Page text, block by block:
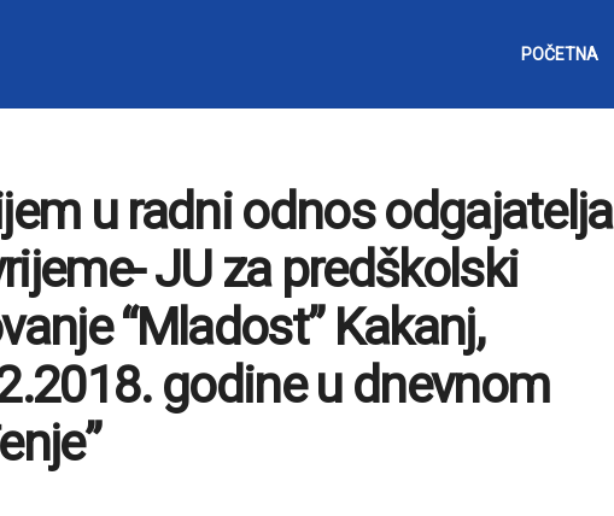
POČETNA
u radni odnos odgajatelja
JU za predškolski
“Mladost” Kakanj,
godine u dnevnom